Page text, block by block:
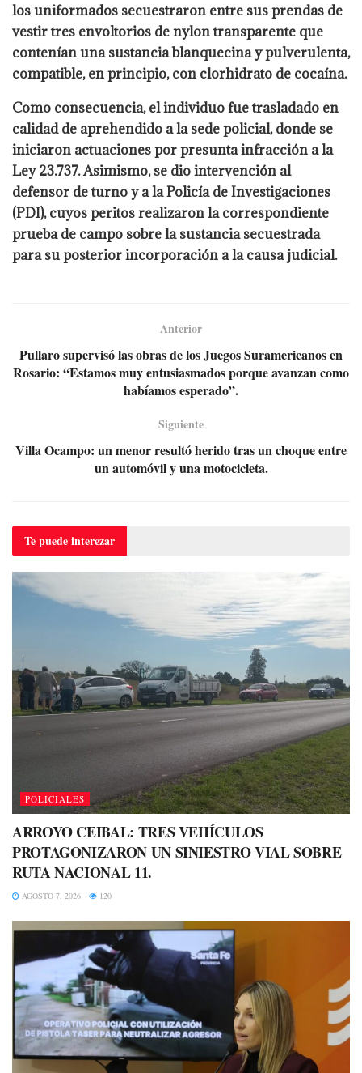
los uniformados secuestraron entre sus prendas de
vestir tres envoltorios de nylon transparente que
contenían una sustancia blanquecina y pulverulenta,
compatible, en principio, con clorhidrato de cocaína.
Como consecuencia, el individuo fue trasladado en
calidad de aprehendido a la sede policial, donde se
iniciaron actuaciones por presunta infracción a la
Ley 23.737. Asimismo, se dio intervención al
defensor de turno y a la Policía de Investigaciones
(PDI), cuyos peritos realizaron la correspondiente
prueba de campo sobre la sustancia secuestrada
para su posterior incorporación a la causa judicial.
Anterior
Pullaro supervisó las obras de los Juegos Suramericanos en
Rosario: “Estamos muy entusiasmados porque avanzan como
habíamos esperado”.
Siguiente
Villa Ocampo: un menor resultó herido tras un choque entre
un automóvil y una motocicleta.
Te puedeinterezar
POLICIALES
ARROYO CEIBAL: TRES VEHÍCULOS
PROTAGONIZARON UN SINIESTRO VIAL SOBRE
RUTA NACIONAL 11.
AGOSTO 7, 2026 120